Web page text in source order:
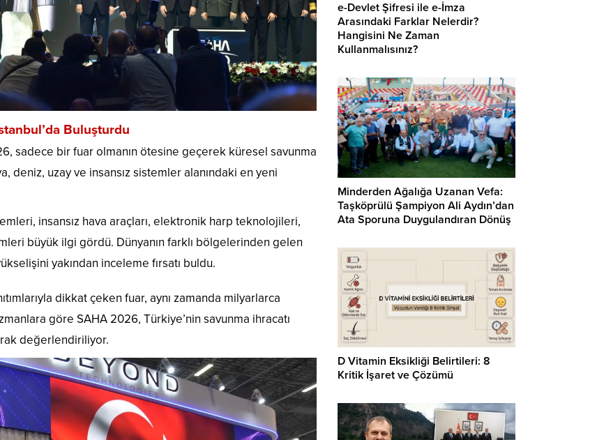
Buluşturdu
sadece bir fuar olmanın ötesine geçerek küresel savunma
deniz, uzay ve insansız sistemler alanındaki en yeni
insansız hava araçları, elektronik harp teknolojileri,
büyük ilgi gördü. Dünyanın farklı bölgelerinden gelen
yakından inceleme fırsatı buldu.
dikkat çeken fuar, aynı zamanda milyarlarca
göre SAHA 2026, Türkiye’nin savunma ihracatı
değerlendiriliyor.
e-Devlet Şifresi ile e-İmza
Arasındaki Farklar Nelerdir?
Hangisini Ne Zaman
Kullanmalısınız?
Minderden Ağalığa Uzanan Vefa:
Taşköprülü Şampiyon Ali Aydın’dan
Ata Sporuna Duygulandıran Dönüş
D Vitamin Eksikliği Belirtileri: 8
Kritik İşaret ve Çözümü